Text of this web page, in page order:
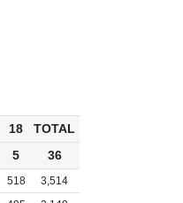
18
TOTAL
5 36
518
3,514